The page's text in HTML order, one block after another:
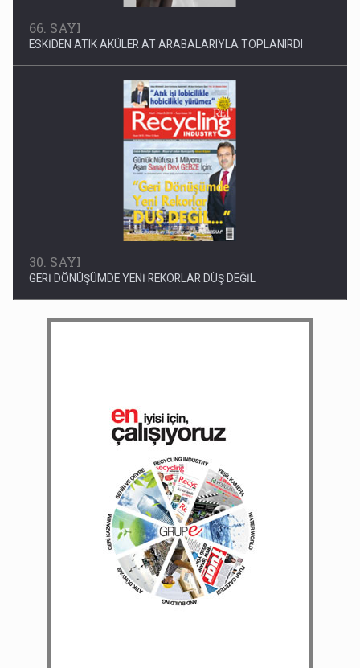
30. SAYI
GERİ DÖNÜŞÜMDE YENİ REKORLAR DÜŞ DEĞİL
17. SAYI
SADECE BİR DÜNYA VAR ONU BOŞA HARCAMAYIN